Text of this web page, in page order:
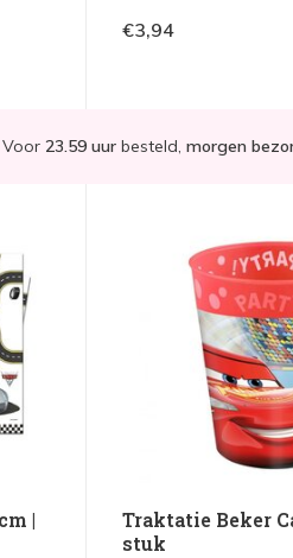
€3,94
Voor 23.59 uurbesteld, morgen
|
Traktatie Beker
stuk